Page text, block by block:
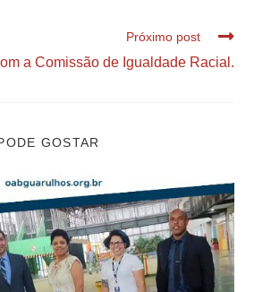
Próximo post
a Comissão de Igualdade Racial.
GOSTAR